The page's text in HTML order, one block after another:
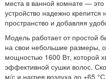
места в ванной комнате — это
устройство надежно крепится
пространство и добавляя
Модель работает от простой
на свои небольшие размеры,
мощностью 1600 Вт, которой
эффективной сушки волос.
м/с и нагрев воздуха до +65